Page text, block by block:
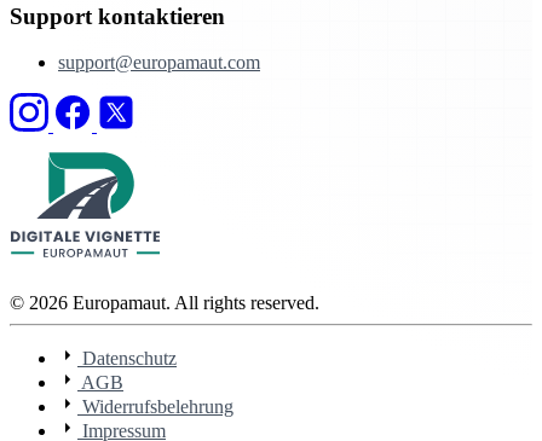
Support kontaktieren
support@europamaut.com
© 2026 Europamaut. All rights reserved.
Datenschutz
AGB
Widerrufsbelehrung
Impressum